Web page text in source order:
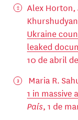
Alex Horton,
Ukraine
leaked
10 de abril
Maria R.
1 in massive
País, 1 de